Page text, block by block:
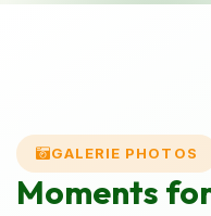
GALERIE PHOTOS
Moments